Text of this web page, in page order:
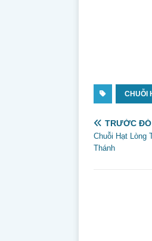
CHUỖI
TRƯỚC ĐÓ
Chuỗi Hạt Lòng
Thánh